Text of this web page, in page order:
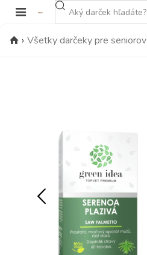
› Všetky darčeky pre seniorov